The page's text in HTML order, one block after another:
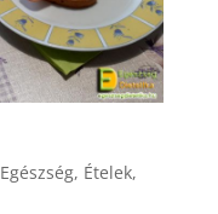
Egészség, Ételek,